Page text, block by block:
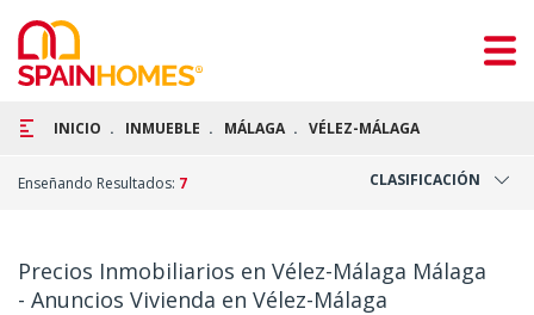
INICIO INMUEBLE MÁLAGA VÉLEZ-MÁLAGA
CLASIFICACIÓN
Enseñando Resultados: 7
Precios Inmobiliarios en Vélez-Málaga Málaga
- Anuncios Vivienda en Vélez-Málaga